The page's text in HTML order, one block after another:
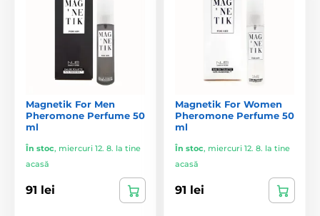
Magnetik For Men
Pheromone Perfume 50
ml
În stoc, miercuri 12. 8. la tine
acasă
91 lei
Magnetik For Women
Pheromone Perfume 50
ml
În stoc, miercuri 12. 8. la tine
acasă
91 lei